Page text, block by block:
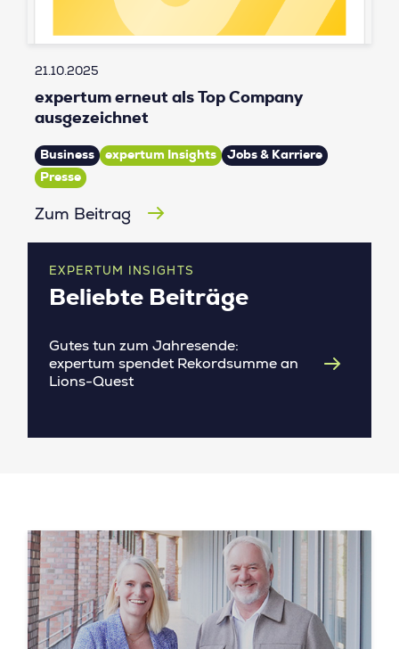
21.10.2025
expertum erneut als Top Company
ausgezeichnet
Business expertum Insights
Jobs & Karriere
Presse
Zum Beitrag
EXPERTUM INSIGHTS
Beliebte Beiträge
Gutes tun zum Jahresende:
expertum spendet Rekordsumme an
Lions-Quest